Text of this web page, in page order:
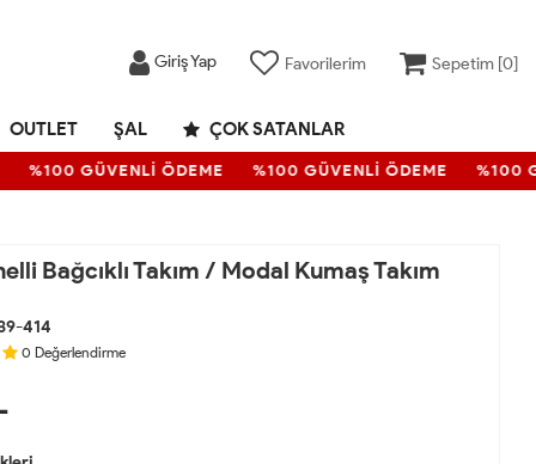
Giriş Yap Favorilerim Sepetim [0]
OUTLET ŞAL ÇOK SATANLAR
%100 GÜVENLİ ÖDEME %100 GÜVENLİ ÖDEME %100
Bağcıklı Takım / Modal Kumaş Takım
414
0 Değerlendirme